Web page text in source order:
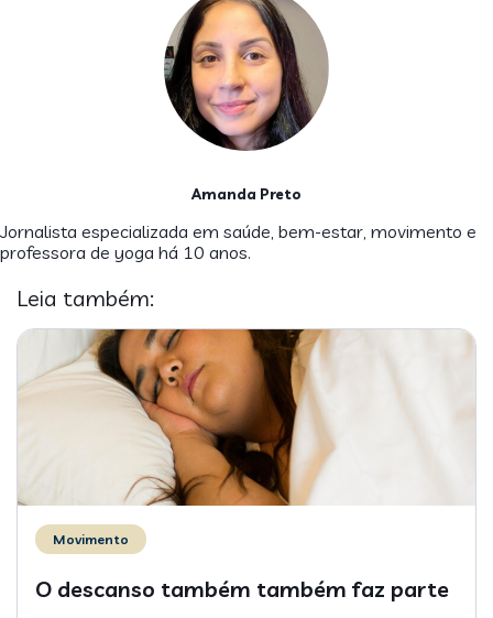
Amanda Preto
Jornalista especializada em saúde, bem-estar, movimento e
professora de yoga há 10 anos.
Leia também:
Movimento
O descanso também também faz parte